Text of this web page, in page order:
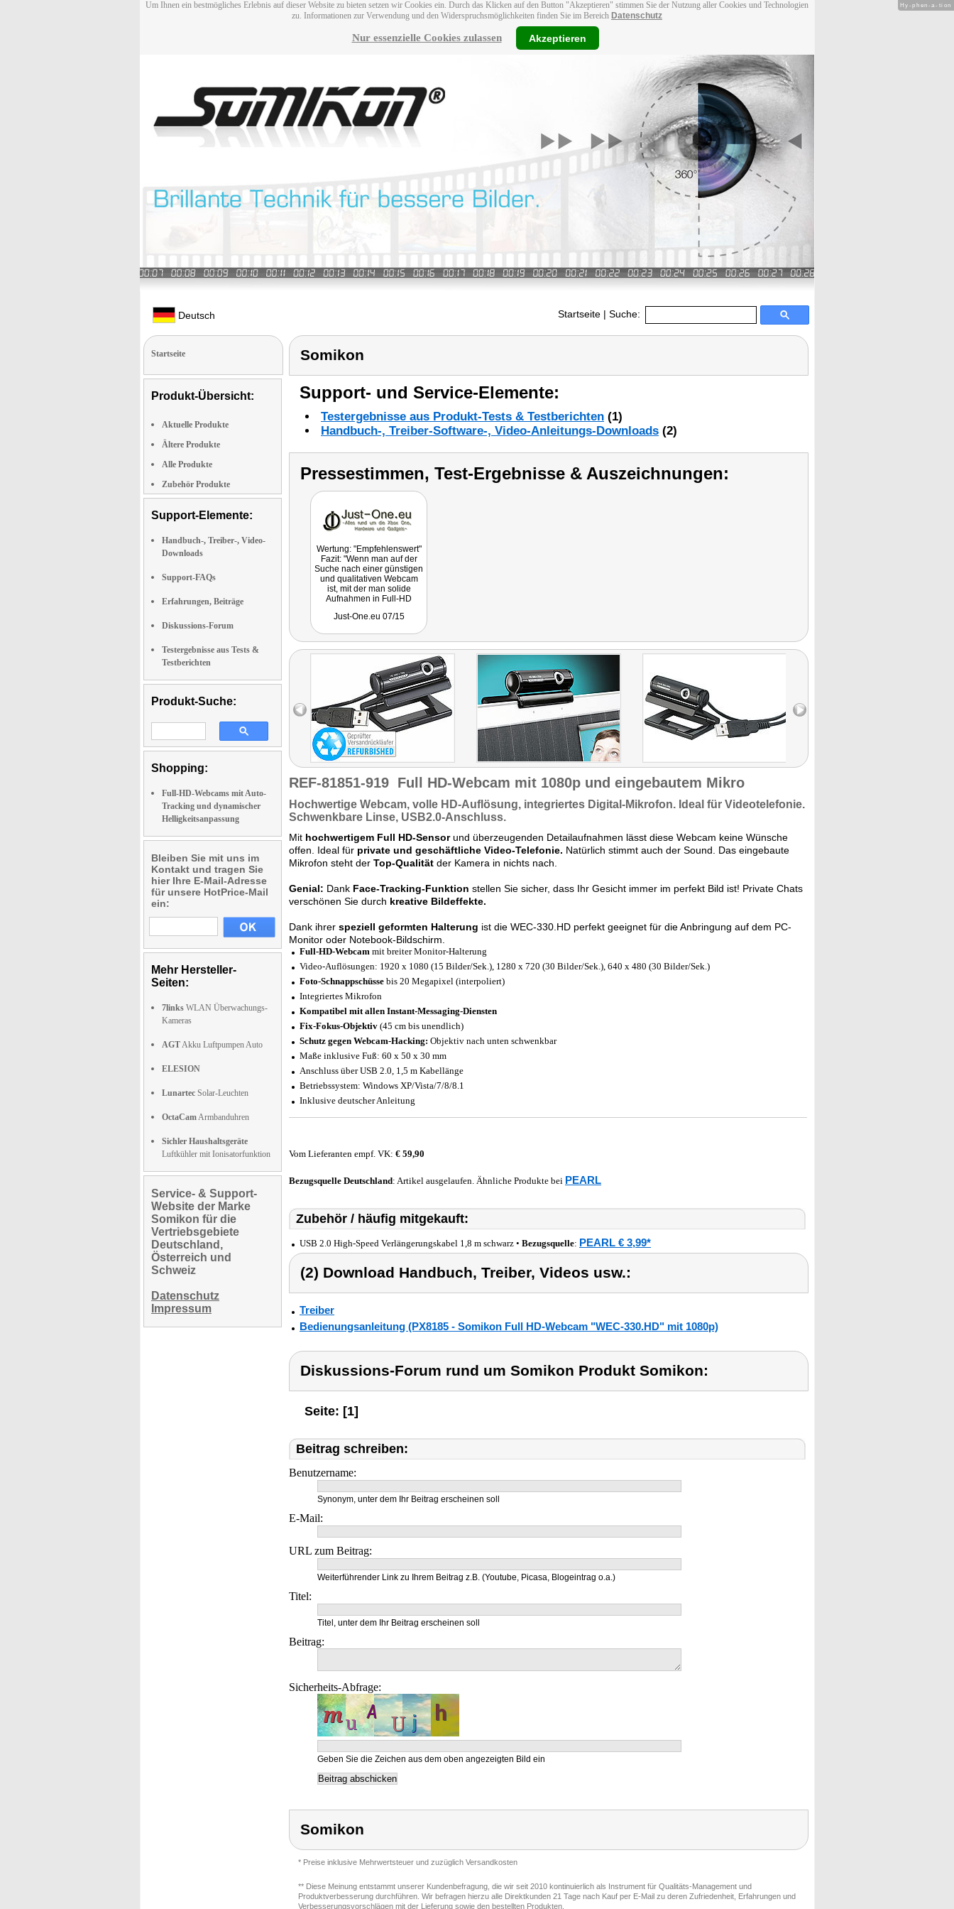
Um Ihnen ein bestmögliches Erlebnis auf dieser Website zu bieten setzen wir Cookies ein. Durch das Klicken auf den Button "Akzeptieren" stimmen Sie der Nutzung aller Cookies und Technologien
zu. Informationen zur Verwendung und den Widerspruchsmöglichkeiten finden Sie im Bereich Datenschutz
Nur essenzielle Cookies zulassen Akzeptieren
Deutsch Startseite | Suche:
Startseite
Produkt-Übersicht:
Aktuelle Produkte
Ältere Produkte
Alle Produkte
Zubehör Produkte
Support-Elemente:
Handbuch-, Treiber-, Video-
Downloads
Support-FAQs
Erfahrungen, Beiträge
Diskussions-Forum
Testergebnisse aus Tests &
Testberichten
Produkt-Suche:
Shopping:
Full-HD-Webcams mit Auto-
Tracking und dynamischer
Helligkeitsanpassung
Bleiben Sie mit uns im
Kontakt und tragen Sie
hier Ihre E-Mail-Adresse
für unsere HotPrice-Mail
ein:
Mehr Hersteller-
Seiten:
7links WLAN Überwachungs-
Kameras
AGTAkku Luftpumpen Auto
ELESION
Lunartec Solar-Leuchten
OctaCamArmbanduhren
Sichler Haushaltsgeräte
Luftkühler mit Ionisatorfunktion
Service- & Support-
Website der Marke
Somikon für die
Vertriebsgebiete
Deutschland,
Österreich und
Schweiz
Datenschutz
Impressum
Somikon
Support- und Service-Elemente:
Testergebnisse aus Produkt-Tests & Testberichten (1)
Handbuch-, Treiber-Software-, Video-Anleitungs-Downloads (2)
Pressestimmen, Test-Ergebnisse & Auszeichnungen:
Wertung: "Empfehlenswert"
Fazit: "Wenn man auf der
Suche nach einer günstigen
und qualitativen Webcam
ist, mit der man solide
Aufnahmen in Full-HD
man hier bedenkenlos
Just-One.eu 07/15
REF-81851-919 Full HD-Webcam mit 1080p und eingebautem Mikro
Hochwertige Webcam, volle HD-Auflösung, integriertes Digital-Mikrofon. Ideal für Videotelefonie.
Schwenkbare Linse, USB2.0-Anschluss.
Mit hochwertigem Full HD-Sensorund überzeugenden Detailaufnahmen lässt diese Webcam keine Wünsche
offen. Ideal für private und geschäftliche Video-Telefonie. Natürlich stimmt auch der Sound. Das eingebaute
Mikrofon steht der Top-Qualität der Kamera in nichts nach.
Genial: Dank Face-Tracking-Funktion stellen Sie sicher, dass Ihr Gesicht immer im perfekt Bild ist! Private Chats
verschönen Sie durch kreative Bildeffekte.
Dank ihrer speziell geformten Halterung ist die WEC-330.HD perfekt geeignet für die Anbringung auf dem PC-
Monitor oder Notebook-Bildschirm.
Full-HD-Webcam mit breiter Monitor-Halterung
Video-Auflösungen: 1920 x 1080 (15 Bilder/Sek.), 1280 x 720 (30 Bilder/Sek.), 640 x 480 (30 Bilder/Sek.)
Foto-Schnappschüsse bis 20 Megapixel (interpoliert)
Integriertes Mikrofon
Kompatibel mit allen Instant-Messaging-Diensten
Fix-Fokus-Objektiv (45 cm bis unendlich)
Schutz gegen Webcam-Hacking: Objektiv nach unten schwenkbar
Maße inklusive Fuß: 60 x 50 x 30 mm
Anschluss über USB 2.0, 1,5 m Kabellänge
Betriebssystem: Windows XP/Vista/7/8/8.1
Inklusive deutscher Anleitung
Vom Lieferanten empf. VK: € 59,90
Bezugsquelle Deutschland: Artikel ausgelaufen. Ähnliche Produkte bei PEARL
Zubehör / häufig mitgekauft:
USB 2.0 High-Speed Verlängerungskabel 1,8 m schwarz • Bezugsquelle: PEARL € 3,99*
(2) Download Handbuch, Treiber, Videos usw.:
Treiber
Bedienungsanleitung (PX8185 - Somikon Full HD-Webcam "WEC-330.HD" mit 1080p)
Diskussions-Forum rund um Somikon Produkt Somikon:
Seite: [1]
Beitrag schreiben:
Benutzername:
Synonym, unter dem Ihr Beitrag erscheinen soll
E-Mail:
URL zum Beitrag:
Weiterführender Link zu Ihrem Beitrag z.B. (Youtube, Picasa, Blogeintrag o.a.)
Titel:
Titel, unter dem Ihr Beitrag erscheinen soll
Beitrag:
Sicherheits-Abfrage:
Geben Sie die Zeichen aus dem oben angezeigten Bild ein
Somikon
* Preise inklusive Mehrwertsteuer und zuzüglich Versandkosten
** Diese Meinung entstammt unserer Kundenbefragung, die wir seit 2010 kontinuierlich als Instrument für Qualitäts-Management und
Produktverbesserung durchführen. Wir befragen hierzu alle Direktkunden 21 Tage nach Kauf per E-Mail zu deren Zufriedenheit, Erfahrungen und
Verbesserungsvorschlägen mit der Lieferung sowie den bestellten Produkten.
Hy-phen-a-tion